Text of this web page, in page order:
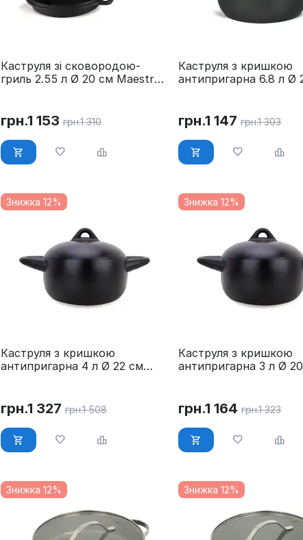
Каструля зі сковородою-
гриль 2.55 л Ø 20 см Maestro
грн.1 153 грн.1 310
Каструля з кришкою
антипригарна 6.8 л Ø
грн.1 147 грн.1 303
Знижка 12%
Каструля з кришкою
антипригарна 4 л Ø 22 см
грн.1 327 грн.1 508
Знижка 12%
Каструля з кришкою
антипригарна 3 л Ø
грн.1 164 грн.1 323
Знижка 12% Знижка 12%